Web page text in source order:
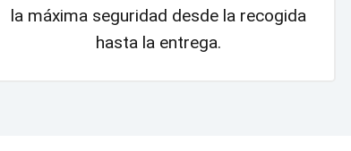
la máxima seguridad desde la recogida
hasta la entrega.